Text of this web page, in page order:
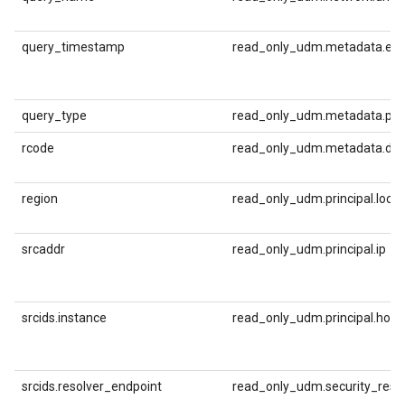
query_timestamp
query_type
rcode
region
srcaddr read_only_udm.principal.ip
srcids.instance
srcids.resolver_endpoint